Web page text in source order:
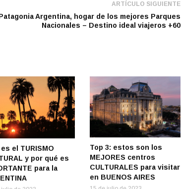
ARTÍCULO SIGUIENTE
Argentina, hogar de los mejores Parques
Nacionales – Destino ideal viajeros +60
el TURISMO
y por qué es
para la
Top 3: estos son los
MEJORES centros
CULTURALES para visitar
en BUENOS AIRES